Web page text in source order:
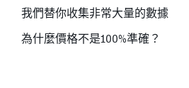
我們替你收集非常大量的數據
為什麼價格不是100%準確？